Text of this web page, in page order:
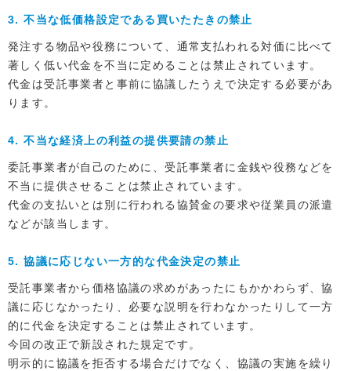
3. 不当な低価格設定である買いたたきの禁止
発注する物品や役務について、通常支払われる対価に比べて
著しく低い代金を不当に定めることは禁止されています。
代金は受託事業者と事前に協議したうえで決定する必要があ
ります。
4. 不当な経済上の利益の提供要請の禁止
委託事業者が自己のために、受託事業者に金銭や役務などを
不当に提供させることは禁止されています。
代金の支払いとは別に行われる協賛金の要求や従業員の派遣
などが該当します。
5. 協議に応じない一方的な代金決定の禁止
受託事業者から価格協議の求めがあったにもかかわらず、協
議に応じなかったり、必要な説明を行わなかったりして一方
的に代金を決定することは禁止されています。
今回の改正で新設された規定です。
明示的に協議を拒否する場合だけでなく、協議の実施を繰り